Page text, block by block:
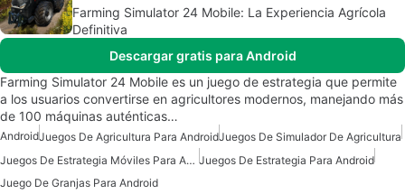
Farming Simulator 24 Mobile: La Experiencia Agrícola
Definitiva
Descargar gratis para Android
Farming Simulator 24 Mobile es un juego de estrategia que permite
a los usuarios convertirse en agricultores modernos, manejando más
de 100 máquinas auténticas…
AndroidJuegos De Agricultura Para AndroidJuegos De Simulador De Agricultura
Juegos De Estrategia Móviles Para Android Juegos De Estrategia Para Android
Juego De Granjas Para Android